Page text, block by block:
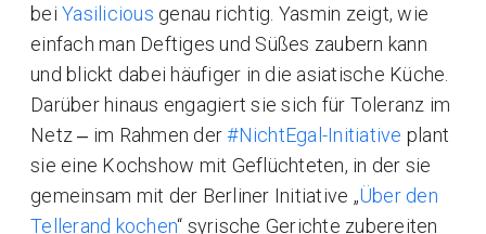
bei Yasilicious genau richtig. Yasmin zeigt, wie
einfach man Deftiges und Süßes zaubern kann
und blickt dabei häufiger in die asiatische Küche.
Darüber hinaus engagiert sie sich für Toleranz im
Netz ‒ im Rahmen der#NichtEgal-Initiative plant
sie eine Kochshow mit Geflüchteten, in der sie
gemeinsam mit der Berliner Initiative „Über den
Tellerand kochen“ syrische Gerichte zubereiten